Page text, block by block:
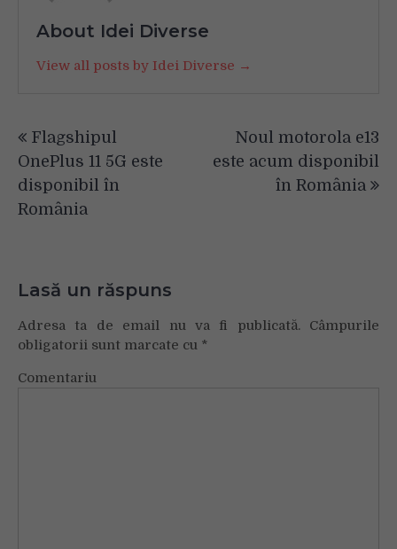
About Idei Diverse
View all posts by Idei Diverse →
în
articole
Flagshipul
OnePlus 11 5G este
disponibil în
România
Noul motorola e13
este acum disponibil
în România
Lasă un răspuns
Adresa ta de email nu va fi publicată.Câmpurile
obligatorii sunt marcate cu *
Comentariu